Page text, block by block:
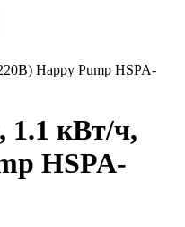
Happy Pump HSPA-
1.1 кВт/ч,
HSPA-